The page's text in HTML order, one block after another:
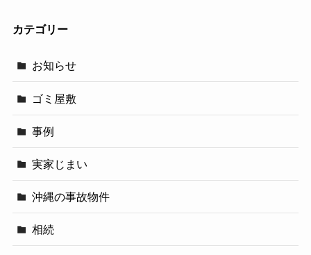
カテゴリー
お知らせ
ゴミ屋敷
事例
実家じまい
沖縄の事故物件
相続